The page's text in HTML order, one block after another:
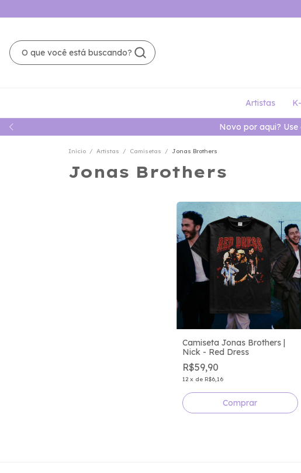
Novo por aqui?
Artistas
Início / Artistas / Camisetas / Jonas Brothers
Jonas Brothers
Camiseta Jonas Brothers |
Nick - Red Dress
R$59,90
12 x de R$6,16
Comprar